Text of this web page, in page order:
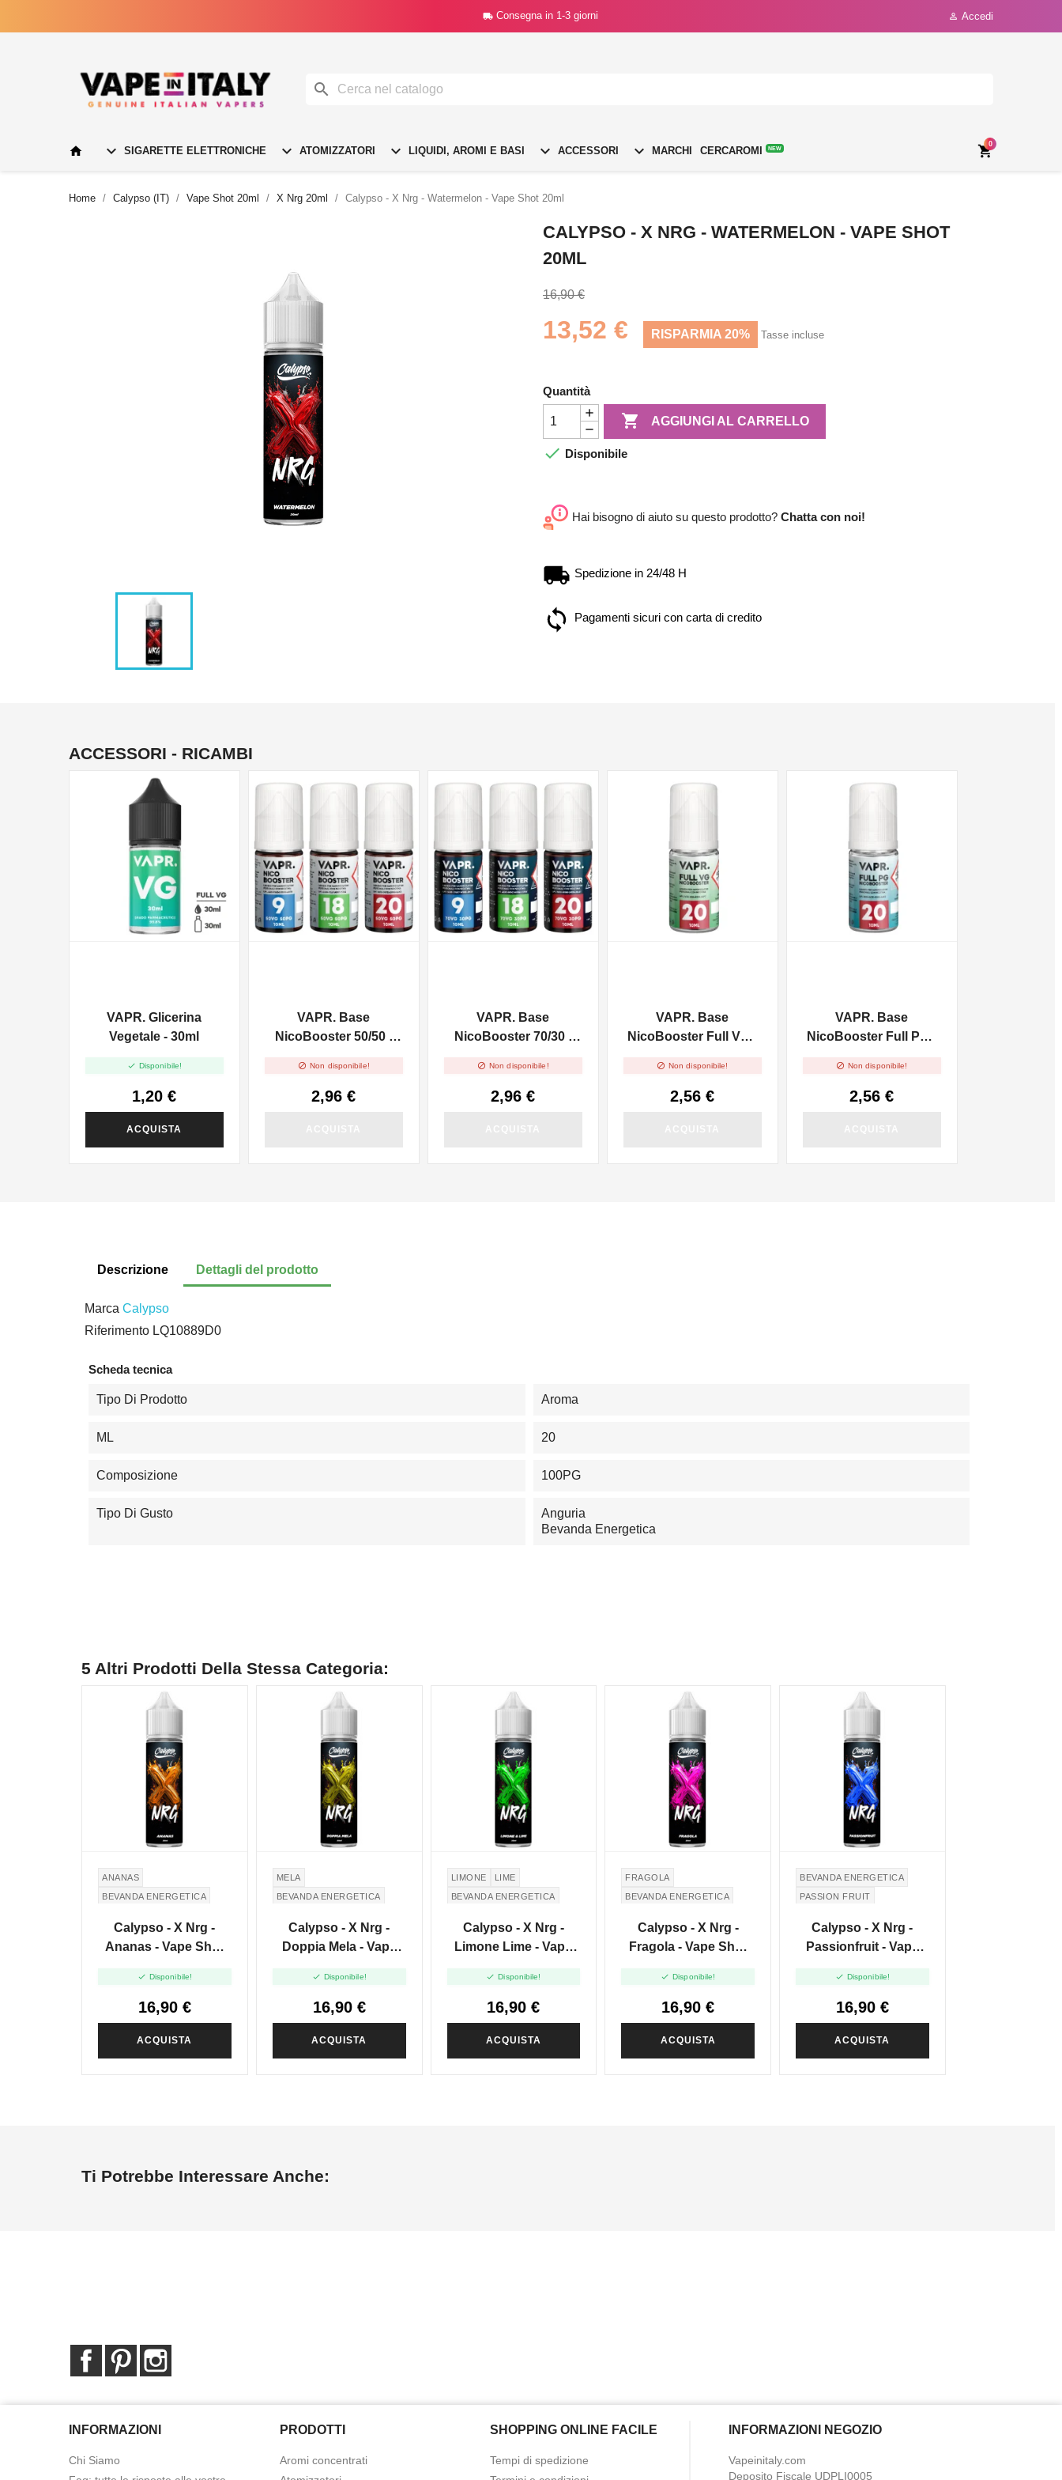
 Consegna in 1-3 giorni  Accedi

  SIGARETTE ELETTRONICHE  ATOMIZZATORI  LIQUIDI, AROMI E BASI  ACCESSORI  MARCHI CERCAROMI NEW 
0
Home Calypso (IT) Vape Shot 20ml X Nrg 20ml Calypso - X Nrg - Watermelon - Vape Shot 20ml
CALYPSO - X NRG - WATERMELON - VAPE SHOT
20ML
16,90 €
13,52 € RISPARMIA 20% Tasse incluse
Quantità
 AGGIUNGI AL CARRELLO
 Disponibile
Hai bisogno di aiuto su questo prodotto? Chatta con noi!
Spedizione in 24/48 H
Pagamenti sicuri con carta di credito
ACCESSORI - RICAMBI
VAPR. Glicerina
Vegetale - 30ml
 Disponibile!
1,20 €
ACQUISTA
VAPR. Base
NicoBooster 50/50 -
 Non disponibile!
2,96 €
VAPR. Base
NicoBooster 70/30 -
 Non disponibile!
2,96 €
VAPR. Base
NicoBooster Full VG -
 Non disponibile!
2,56 €
VAPR. Base
NicoBooster Full PG -
 Non disponibile!
2,56 €
Descrizione Dettagli del prodotto
Marca Calypso
Riferimento LQ10889D0
Scheda tecnica
Tipo Di Prodotto Aroma
ML 20
Composizione 100PG
Tipo Di Gusto
Anguria
Bevanda Energetica
5 Altri Prodotti Della Stessa Categoria:
ANANAS
BEVANDA ENERGETICA
Calypso - X Nrg -
Ananas - Vape Shot
 Disponibile!
16,90 €
ACQUISTA
MELA
BEVANDA ENERGETICA
Calypso - X Nrg -
Doppia Mela - Vape
 Disponibile!
16,90 €
ACQUISTA
LIMONE
LIME
BEVANDA ENERGETICA
Calypso - X Nrg -
Limone Lime - Vape
 Disponibile!
16,90 €
ACQUISTA
FRAGOLA
BEVANDA ENERGETICA
Calypso - X Nrg -
Fragola - Vape Shot
 Disponibile!
16,90 €
ACQUISTA
BEVANDA ENERGETICA
PASSION FRUIT
Calypso - X Nrg -
Passionfruit - Vape
 Disponibile!
16,90 €
ACQUISTA
Ti Potrebbe Interessare Anche:
FacebookPinterest
INFORMAZIONI
Chi Siamo
PRODOTTI
Aromi concentrati
SHOPPING ONLINE FACILE
Tempi di spedizione
INFORMAZIONI NEGOZIO
Vapeinitaly.com
Deposito Fiscale UDPLI0005